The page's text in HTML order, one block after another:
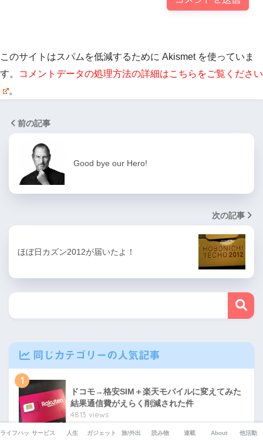
このサイトはスパムを低減するために Akismet を使っていま
す。
コメントデータの処理方法の詳細はこちらをご覧ください
。
前の記事
Good bye our Hero!
次の記事
ほぼ日カズン2012が届いたよ！
同じカテゴリーの人気記事
1
ドコモ→格安SIM＋楽天モバイルに変えてみた
結果通信費がえらく削減された件
4813 views
ライフハックサービス 人生 ガジェット 旅/外出 読み物 連載 About 他活動